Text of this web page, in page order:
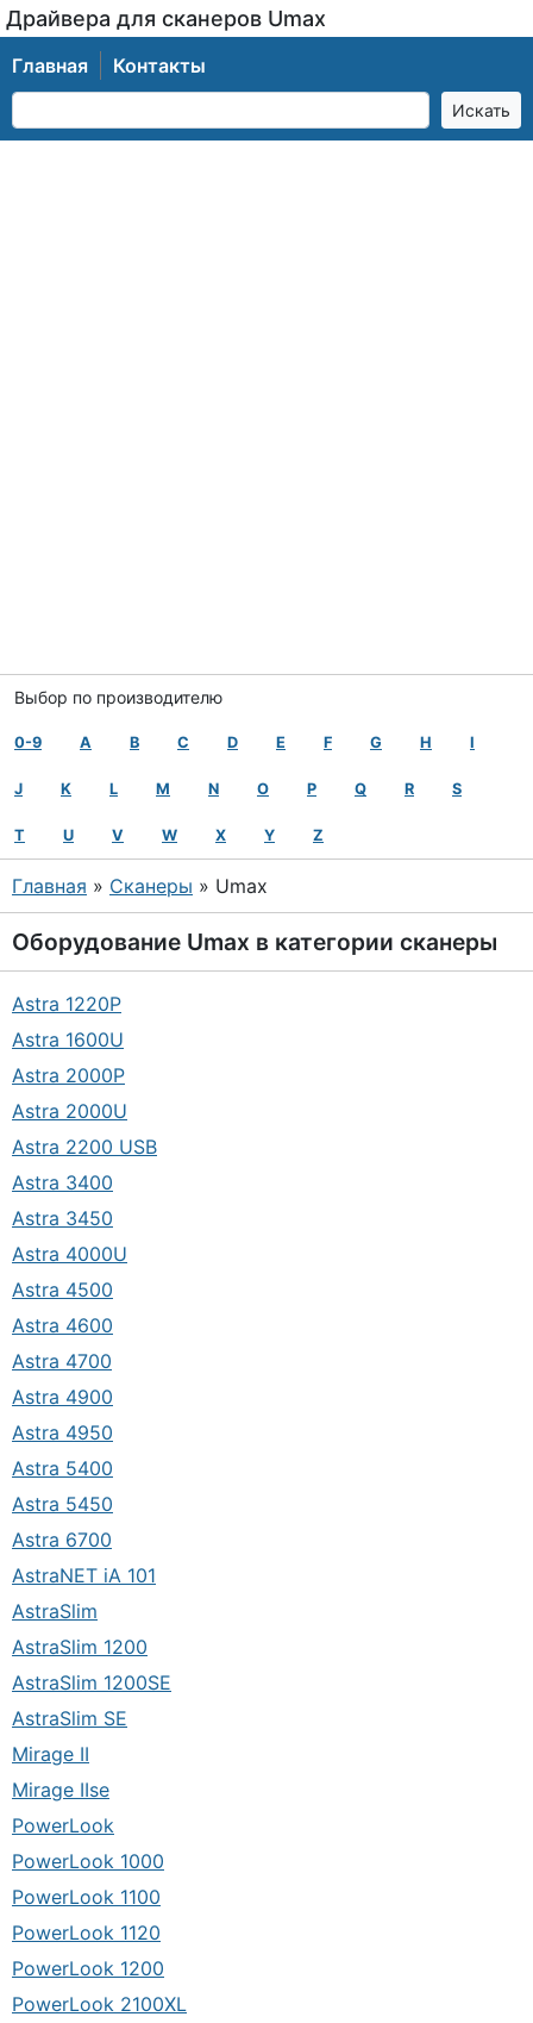
Драйвера для сканеров Umax
Главная Контакты
Выбор по производителю
0-9 A B C D E F G H I
J K L M N O P Q R S
T U V W X Y Z
Главная » Сканеры » Umax
Оборудование Umax в категории сканеры
Astra 1220P
Astra 1600U
Astra 2000P
Astra 2000U
Astra 2200 USB
Astra 3400
Astra 3450
Astra 4000U
Astra 4500
Astra 4600
Astra 4700
Astra 4900
Astra 4950
Astra 5400
Astra 5450
Astra 6700
AstraNET iA 101
AstraSlim
AstraSlim 1200
AstraSlim 1200SE
AstraSlim SE
Mirage II
Mirage IIse
PowerLook
PowerLook 1000
PowerLook 1100
PowerLook 1120
PowerLook 1200
PowerLook 2100XL